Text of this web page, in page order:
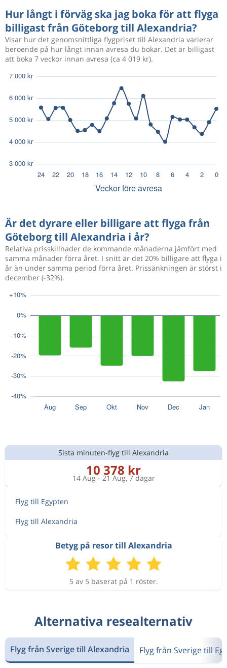
Hur långt i förväg ska jag boka för att flyga
billigast från Göteborg till Alexandria?
Visar hur det genomsnittliga flygpriset till Alexandria varierar
beroende på hur långt innan avresa du bokar. Det är billigast
att boka 7 veckor innan avresa (ca 4 019 kr).
Är det dyrare eller billigare att flyga från
Göteborg till Alexandria i år?
Relativa prisskillnader de kommande månaderna jämfört med
samma månader förra året. I snitt är det 20% billigare att flyga i
år än under samma period förra året. Prissänkningen är störst i
december (-32%).
Sista minuten-flyg till Alexandria
10 378 kr
14 Aug - 21 Aug, 7 dagar
Flyg till Egypten
Flyg till Alexandria
Betyg på resor till Alexandria
5 av 5 baserat på 1 röster.
Alternativa resealternativ
Flyg från Sverige till Alexandria Flyg från Sverige till